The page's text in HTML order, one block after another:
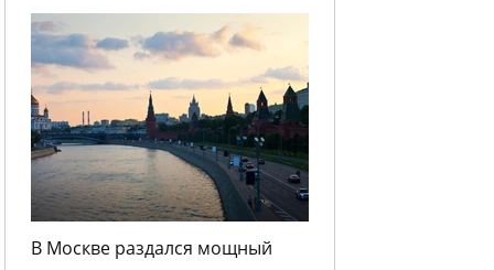
В Москве раздался мощный